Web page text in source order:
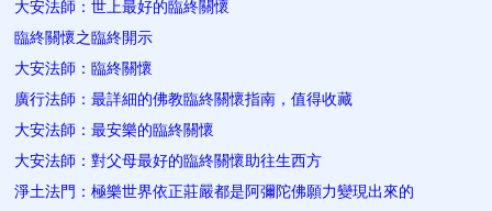
大安法師：世上最好的臨終關懷
臨終關懷之臨終開示
大安法師：臨終關懷
廣行法師：最詳細的佛教臨終關懷指南，值得收藏
大安法師：最安樂的臨終關懷
大安法師：對父母最好的臨終關懷助往生西方
淨土法門：極樂世界依正莊嚴都是阿彌陀佛願力變現出來的